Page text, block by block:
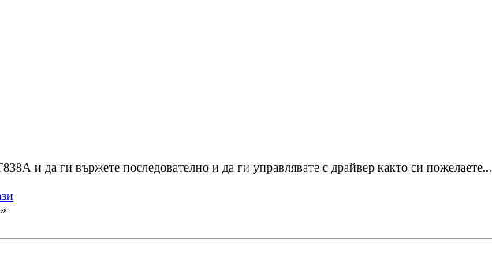
и да ги вържете последователно и да ги управлявате с драйвер както си пожелаете...
»